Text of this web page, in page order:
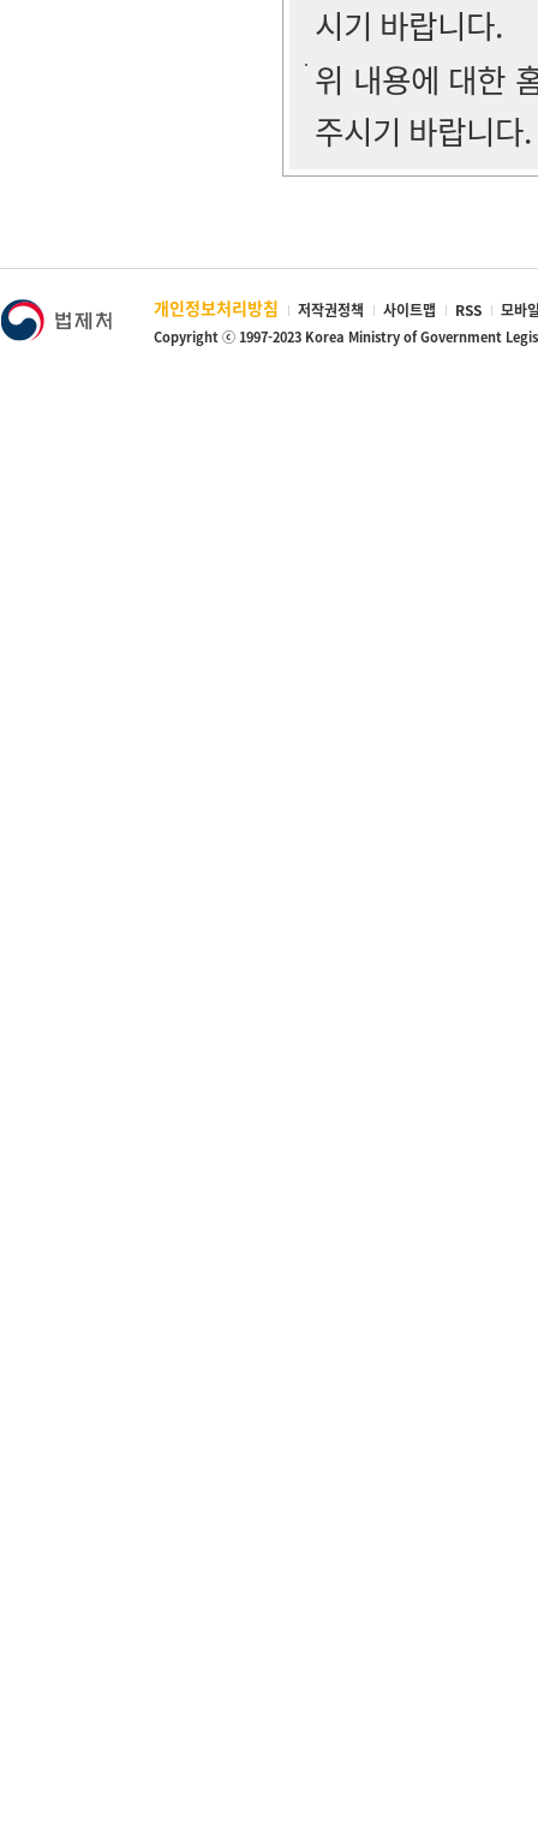
시기 바랍니다.
위 내용에 대한
주시기 바랍니다.
개인정보처리방침 저작권정책 사이트맵 RSS 모바
Copyright ⓒ 1997-2023 Korea Ministry of Government